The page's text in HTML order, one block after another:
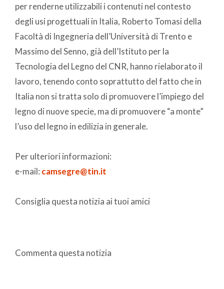
per renderne utilizzabili i contenuti nel contesto
degli usi progettuali in Italia, Roberto Tomasi della
Facoltà di Ingegneria dell’Università di Trento e
Massimo del Senno, già dell’Istituto per la
Tecnologia del Legno del CNR, hanno rielaborato il
lavoro, tenendo conto soprattutto del fatto che in
Italia non si tratta solo di promuovere l’impiego del
legno di nuove specie, ma di promuovere “a monte”
l’uso del legno in edilizia in generale.
Per ulteriori informazioni:
e-mail: camsegre@tin.it
Consiglia questa notizia ai tuoi amici
Commenta questa notizia